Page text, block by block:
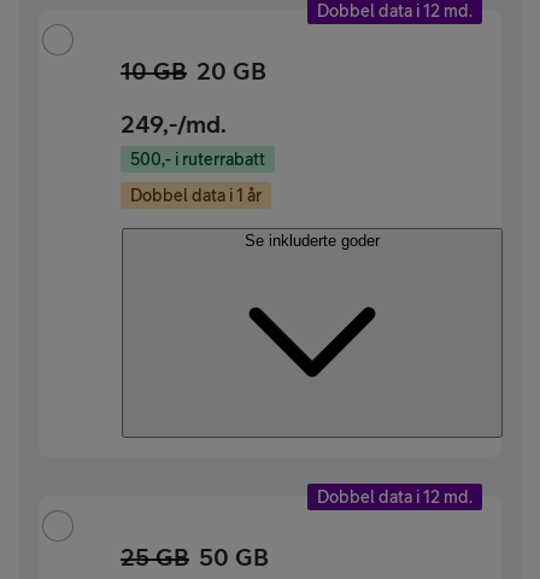
Dobbel data i 12 md.
10 GB 20 GB
249,-/md.
500,- i ruterrabatt
Dobbel data i 1 år
Se inkluderte goder
Dobbel data i 12 md.
25 GB 50 GB